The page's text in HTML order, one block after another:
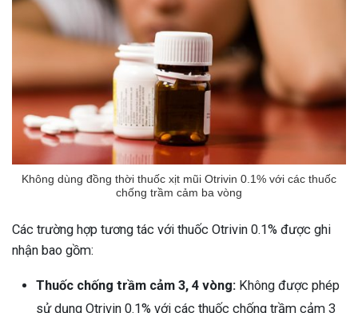
Không dùng đồng thời thuốc xịt mũi Otrivin 0.1% với các thuốc
chống trầm cảm ba vòng
Các trường hợp tương tác với thuốc Otrivin 0.1% được ghi
nhận bao gồm:
Thuốc chống trầm cảm 3, 4 vòng: Không được phép
sử dụng Otrivin 0.1% với các thuốc chống trầm cảm 3